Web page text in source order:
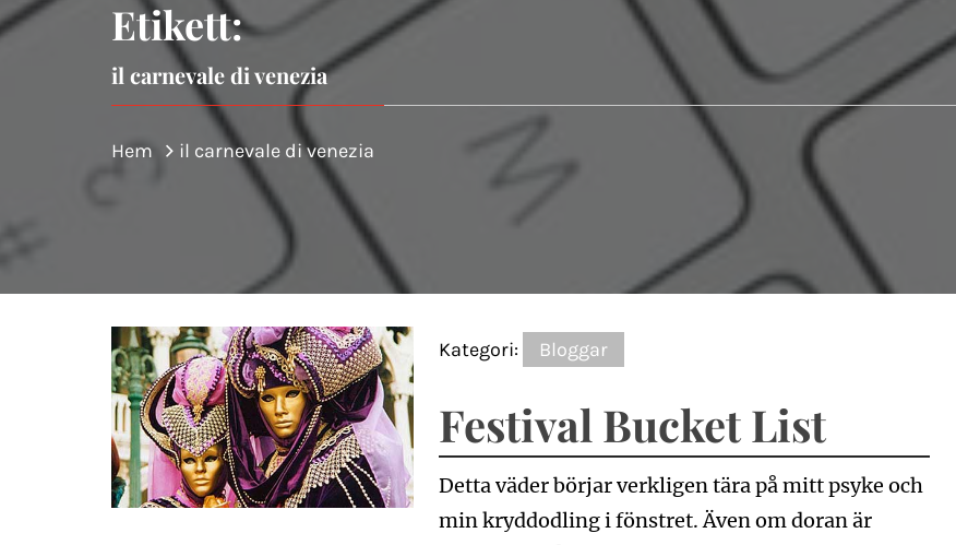
Etikett:
il carnevale di venezia
Hem il carnevale di venezia
Kategori: Bloggar
Festival Bucket List
Detta väder börjar verkligen tära på mitt psyke och
min kryddodling i fönstret. Även om doran är